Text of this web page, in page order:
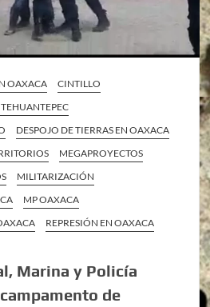
OAXACA
CINTILLO
DESPOJO DE TIERRAS EN OAXACA
MEGAPROYECTOS
MILITARIZACIÓN
MP OAXACA
REPRESIÓN EN OAXACA
Marina y Policía
de